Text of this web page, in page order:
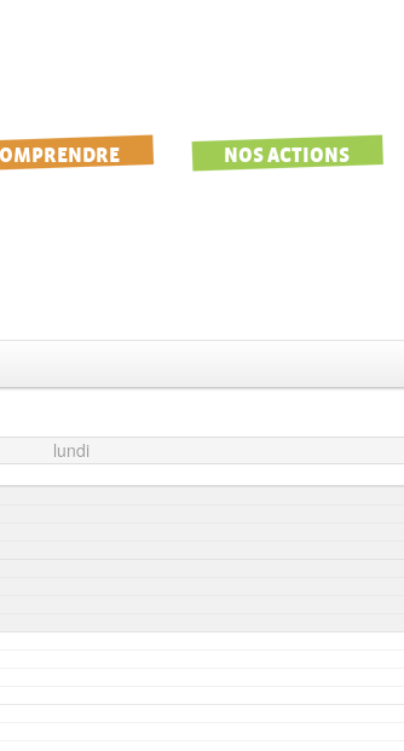
NOS ACTIONS
lundi